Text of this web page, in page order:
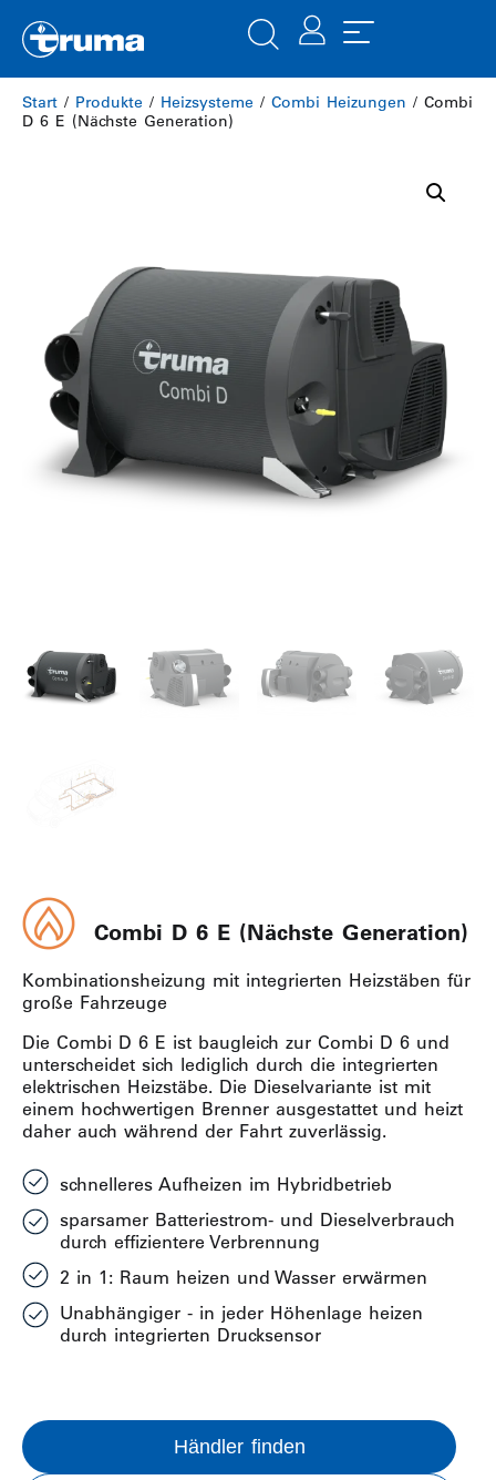
Start / Produkte / Heizsysteme / Combi Heizungen / Combi
D 6 E (Nächste Generation)
Combi D 6 E (Nächste Generation)
Kombinationsheizung mit integrierten Heizstäben für
große Fahrzeuge
Die Combi D 6 E ist baugleich zur Combi D 6 und
unterscheidet sich lediglich durch die integrierten
elektrischen Heizstäbe. Die Dieselvariante ist mit
einem hochwertigen Brenner ausgestattet und heizt
daher auch während der Fahrt zuverlässig.
schnelleres Aufheizen im Hybridbetrieb
sparsamer Batteriestrom- und Dieselverbrauch
durch effizientere Verbrennung
2 in 1: Raum heizen und Wasser erwärmen
Unabhängiger - in jeder Höhenlage heizen
durch integrierten Drucksensor
Händler finden